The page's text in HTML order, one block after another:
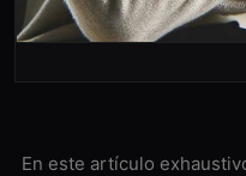
En este artículo